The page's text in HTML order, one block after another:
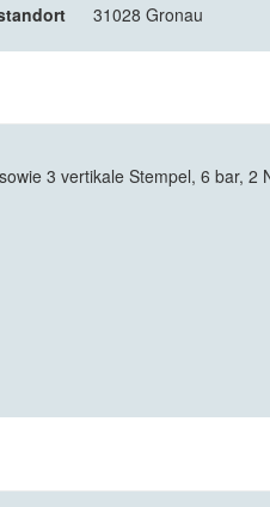
31028 Gronau
3 vertikale Stempel, 6 bar, 2